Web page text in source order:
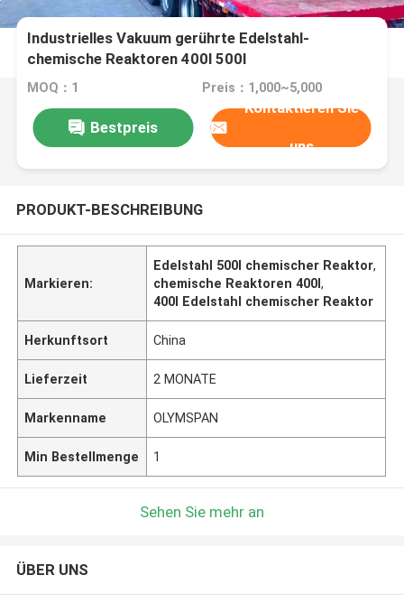
Industrielles Vakuum gerührte Edelstahl-
chemische Reaktoren 400l 500l
MOQ：1 Preis：1,000~5,000
Bestpreis
Kontaktieren Sie
uns
PRODUKT-BESCHREIBUNG
Markieren:
Edelstahl 500l chemischer Reaktor,
chemische Reaktoren 400l,
400l Edelstahl chemischer Reaktor
Herkunftsort China
Lieferzeit 2 MONATE
Markenname OLYMSPAN
Min Bestellmenge 1
Sehen Sie mehr an
ÜBER UNS